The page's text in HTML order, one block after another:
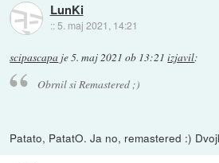
LunKi
:: 5. maj 2021, 14:21
scipascapa je5. maj 2021 ob 13:21 izjavil:
Obrnil si Remastered ;)
Patato, PatatO. Ja no, remastered :)